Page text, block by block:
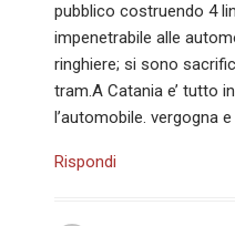
pubblico costruendo 4
impenetrabile alle
ringhiere; si sono
tram.A Catania e’ tutto
l’automobile. vergogna
Rispondi